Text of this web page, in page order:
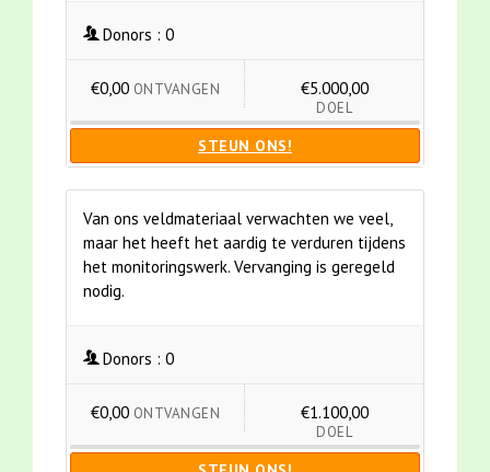
Donors : 0
€0,00 ONTVANGEN €5.000,00
DOEL
STEUN ONS!
Van ons veldmateriaal verwachten we veel,
maar het heeft het aardig te verduren tijdens
het monitoringswerk. Vervanging is geregeld
nodig.
Donors : 0
€0,00 ONTVANGEN €1.100,00
DOEL